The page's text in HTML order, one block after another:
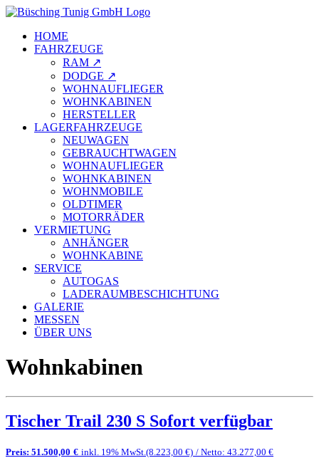
HOME
FAHRZEUGE
RAM ↗
DODGE ↗
WOHNAUFLIEGER
WOHNKABINEN
HERSTELLER
LAGERFAHRZEUGE
NEUWAGEN
GEBRAUCHTWAGEN
WOHNAUFLIEGER
WOHNKABINEN
WOHNMOBILE
OLDTIMER
MOTORRÄDER
VERMIETUNG
ANHÄNGER
WOHNKABINE
SERVICE
AUTOGAS
LADERAUMBESCHICHTUNG
GALERIE
MESSEN
ÜBER UNS
Wohnkabinen
Tischer Trail 230 S Sofort verfügbar
Preis: 51.500,00 € inkl. 19% MwSt. (8.223,00 €) / Netto: 43.277,00 €